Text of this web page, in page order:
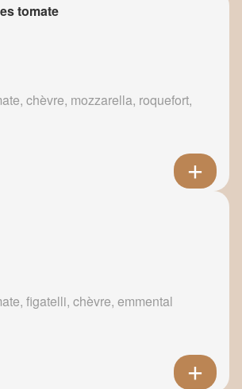
tomate
chèvre, mozzarella, roquefort,
figatelli, chèvre, emmental